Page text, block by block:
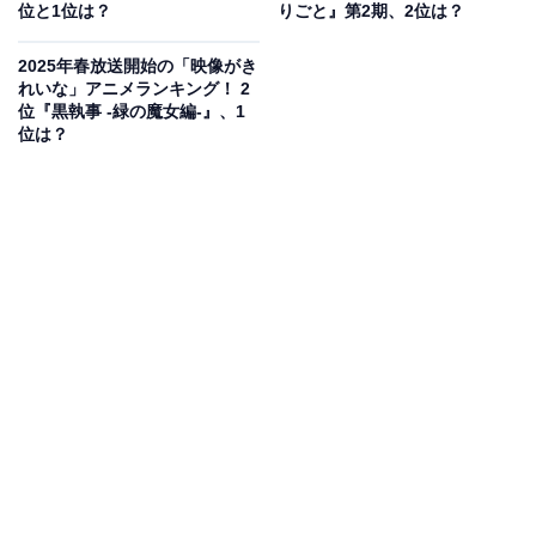
位と1位は？
りごと』第2期、2位は？
2025年春放送開始の「映像がき
れいな」アニメランキング！ 2
位『黒執事 -緑の魔女編-』、1
位は？